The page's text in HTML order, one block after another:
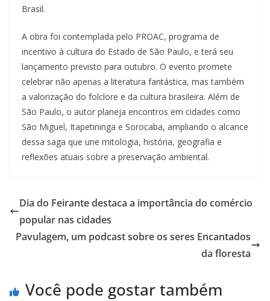
Brasil.
A obra foi contemplada pelo PROAC, programa de
incentivo à cultura do Estado de São Paulo, e terá seu
lançamento previsto para outubro. O evento promete
celebrar não apenas a literatura fantástica, mas também
a valorização do folclore e da cultura brasileira. Além de
São Paulo, o autor planeja encontros em cidades como
São Miguel, Itapetininga e Sorocaba, ampliando o alcance
dessa saga que une mitologia, história, geografia e
reflexões atuais sobre a preservação ambiental.
Dia do Feirante destaca a importância do comércio
popular nas cidades
Pavulagem, um podcast sobre os seres Encantados
da floresta
Você pode gostar também